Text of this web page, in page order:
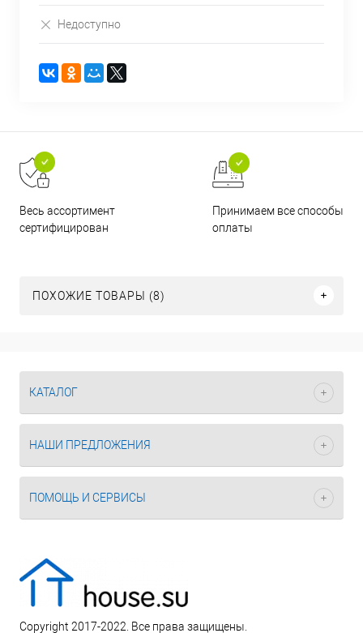
Недоступно
Весь ассортимент
сертифицирован
Принимаем все способы
оплаты
ПОХОЖИЕ ТОВАРЫ (8)
КАТАЛОГ
НАШИ ПРЕДЛОЖЕНИЯ
ПОМОЩЬ И СЕРВИСЫ
Copyright 2017-2022. Все права защищены.